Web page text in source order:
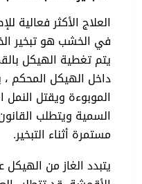
العلاج الأكثر فعالية
في الخشب هو تبخير
يتم تغطية الهيكل
داخل الهيكل المحكم ،
الموبوءة ويقتل النمل
السمية ويتطلب
مستمرة أثناء التبخير.
يتبدد الغاز من الهيكل